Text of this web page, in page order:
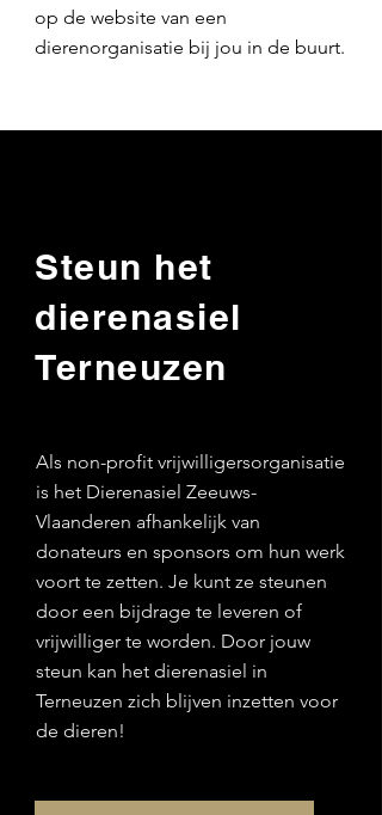
op de website van een
dierenorganisatie bij jou in de buurt.
Steun het
dierenasiel
Terneuzen
Als non-profit vrijwilligersorganisatie
is het Dierenasiel Zeeuws-
Vlaanderen afhankelijk van
donateurs en sponsors om hun werk
voort te zetten. Je kunt ze steunen
door een bijdrage te leveren of
vrijwilliger te worden. Door jouw
steun kan het dierenasiel in
Terneuzen zich blijven inzetten voor
de dieren!